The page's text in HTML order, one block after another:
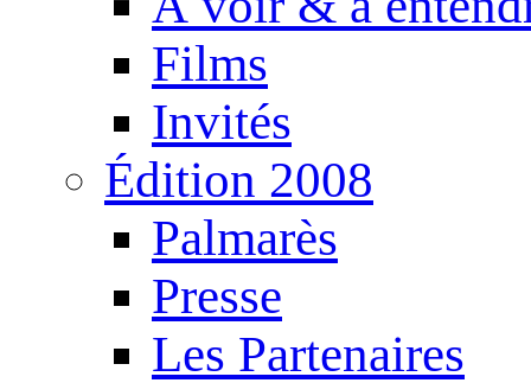
Films
Invités
Édition 2008
Palmarès
Presse
Les Partenaires